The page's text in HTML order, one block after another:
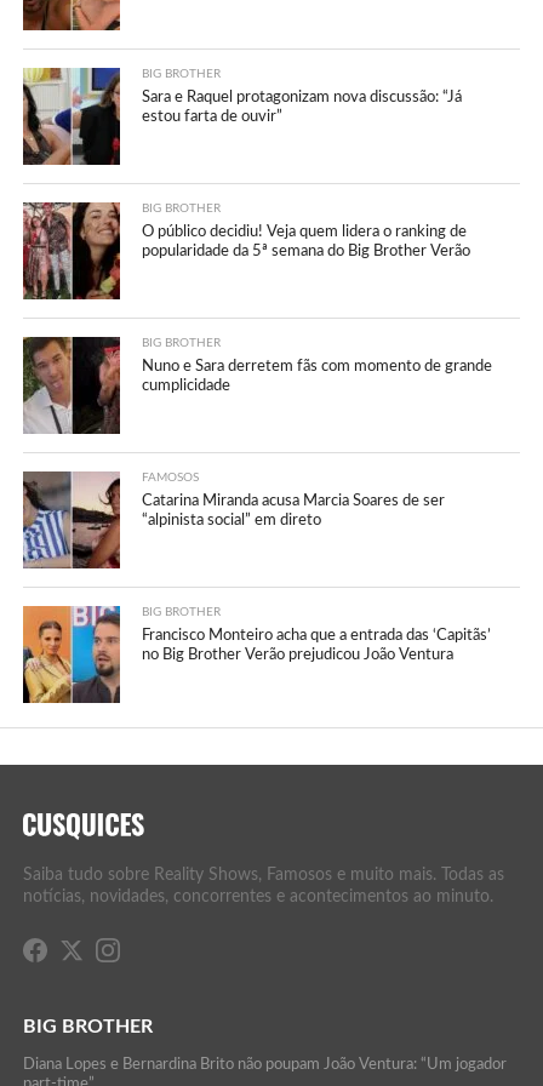
BIG BROTHER
Sara e Raquel protagonizam nova discussão: “Já
estou farta de ouvir”
BIG BROTHER
O público decidiu! Veja quem lidera o ranking de
popularidade da 5ª semana do Big Brother Verão
BIG BROTHER
Nuno e Sara derretem fãs com momento de grande
cumplicidade
FAMOSOS
Catarina Miranda acusa Marcia Soares de ser
“alpinista social” em direto
BIG BROTHER
Francisco Monteiro acha que a entrada das ‘Capitãs’
no Big Brother Verão prejudicou João Ventura
Saiba tudo sobre Reality Shows, Famosos e muito mais. Todas as
notícias, novidades, concorrentes e acontecimentos ao minuto.
BIG BROTHER
Diana Lopes e Bernardina Brito não poupam João Ventura: “Um jogador